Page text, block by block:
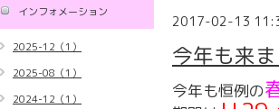
2017-02-13
今年も来
今年も恒例の
インフォメーション
2025-12（1）
2025-08（1）
2024-12（1）